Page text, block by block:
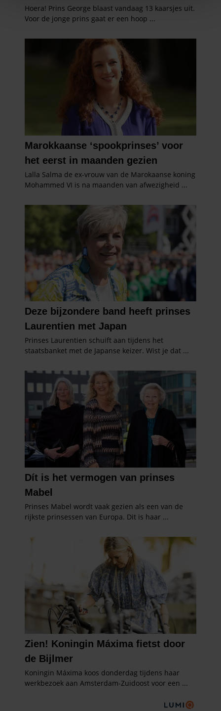
personaliseren, om functies voor social media te bieden
informatie over uw gebruik van onze site met onze
partners voor social media, adverteren en analyse. Deze
partners kunnen deze gegevens combineren met andere
informatie die u aan ze heeft verstrekt of die ze hebben
verzameld op basis van uw gebruik van hun services. U
gaat akkoord met onze cookies als u onze website blijft